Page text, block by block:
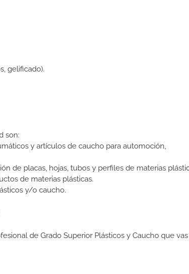
gelificado).
son:
y artículos de caucho para automoción,
de placas, hojas, tubos y perfiles de materias
de materias plásticas.
y/o caucho.
de Grado Superior Plásticos y Caucho que